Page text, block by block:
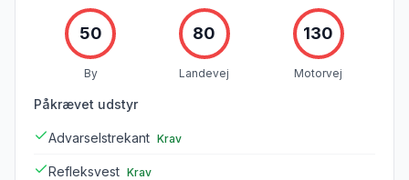
50
By
80
Landevej
130
Motorvej
Påkrævet udstyr
Advarselstrekant Krav
Refleksvest Krav